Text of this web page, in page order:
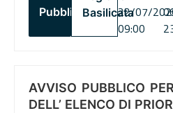
PubblicoBasilicata22/07/
09:00
AVVISO PUBBLICO
DELL’ ELENCO DI